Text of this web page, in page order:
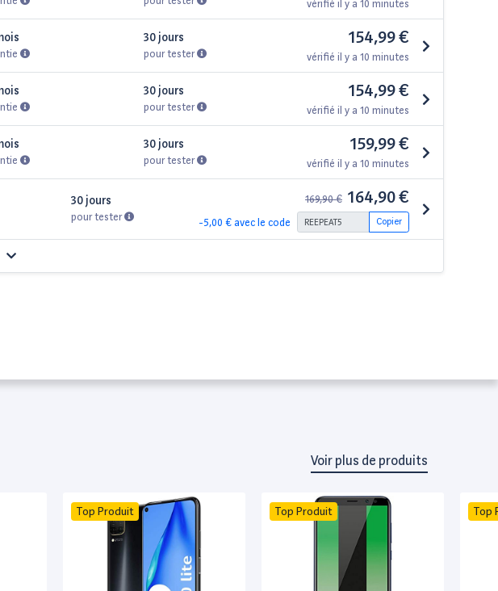
vérifié il y a 10 minutes
30 jours
pour tester
154,99 €
vérifié il y a 10 minutes
30 jours
pour tester
154,99 €
vérifié il y a 10 minutes
30 jours
pour tester
159,99 €
vérifié il y a 10 minutes
30 jours
pour tester
169,90 € 164,90 €
-5,00 € avec le code Copier
Voir plus de produits
Top Produit Top Produit Top